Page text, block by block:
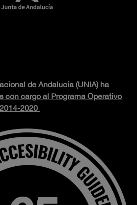
de Andalucía (UNIA) ha
con cargo al Programa Operativo
2020